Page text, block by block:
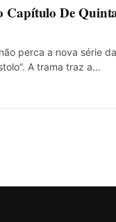
Capítulo De
perca a nova série
A trama traz a…